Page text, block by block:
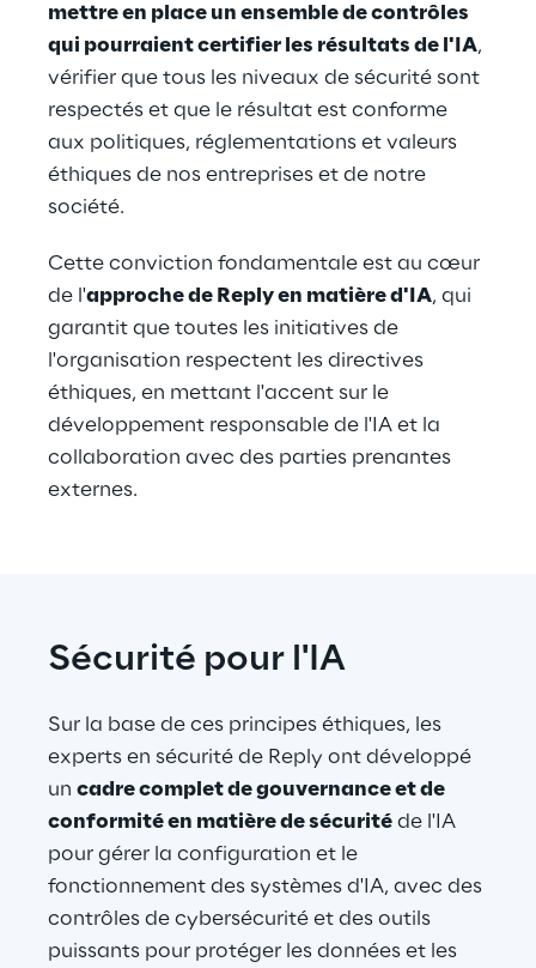
mettre en place un ensemble de contrôles
qui pourraient certifier les résultats de l'IA,
vérifier que tous les niveaux de sécurité sont
respectés et que le résultat est conforme
aux politiques, réglementations et valeurs
éthiques de nos entreprises et de notre
société.
Cette conviction fondamentale est au cœur
de l'approche de Reply en matière d'IA, qui
garantit que toutes les initiatives de
l'organisation respectent les directives
éthiques, en mettant l'accent sur le
développement responsable de l'IA et la
collaboration avec des parties prenantes
externes.
Sécurité pour l'IA
Sur la base de ces principes éthiques, les
experts en sécurité de Reply ont développé
un cadre complet de gouvernance et de
conformité en matière de sécurité de l'IA
pour gérer la configuration et le
fonctionnement des systèmes d'IA, avec des
contrôles de cybersécurité et des outils
puissants pour protéger les données et les